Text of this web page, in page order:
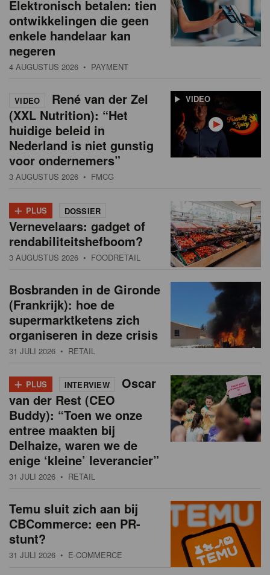
Elektronisch betalen: tien
ontwikkelingen die geen
enkele handelaar kan
negeren
4 AUGUSTUS 2026 • PAYMENT
VIDEO
VIDEO
René van der Zel
(XXL Nutrition): “Het
huidige beleid in
Nederland is niet gunstig
voor ondernemers”
3 AUGUSTUS 2026 • FMCG
+ PLUS DOSSIER
Vernevelaars: gadget of
rendabiliteitshefboom?
3 AUGUSTUS 2026 • FOODRETAIL
Bosbranden in de Gironde
(Frankrijk): hoe de
supermarktketens zich
organiseren in deze crisis
31 JULI 2026 • RETAIL
+ PLUS INTERVIEW
Oscar
van der Rest (CEO
Buddy): “Toen we onze
entree maakten bij
Delhaize, waren we de
enige ‘kleine’ leverancier”
31 JULI 2026 • RETAIL
Temu sluit zich aan bij
CBCommerce: een PR-
stunt?
31 JULI 2026 • E-COMMERCE